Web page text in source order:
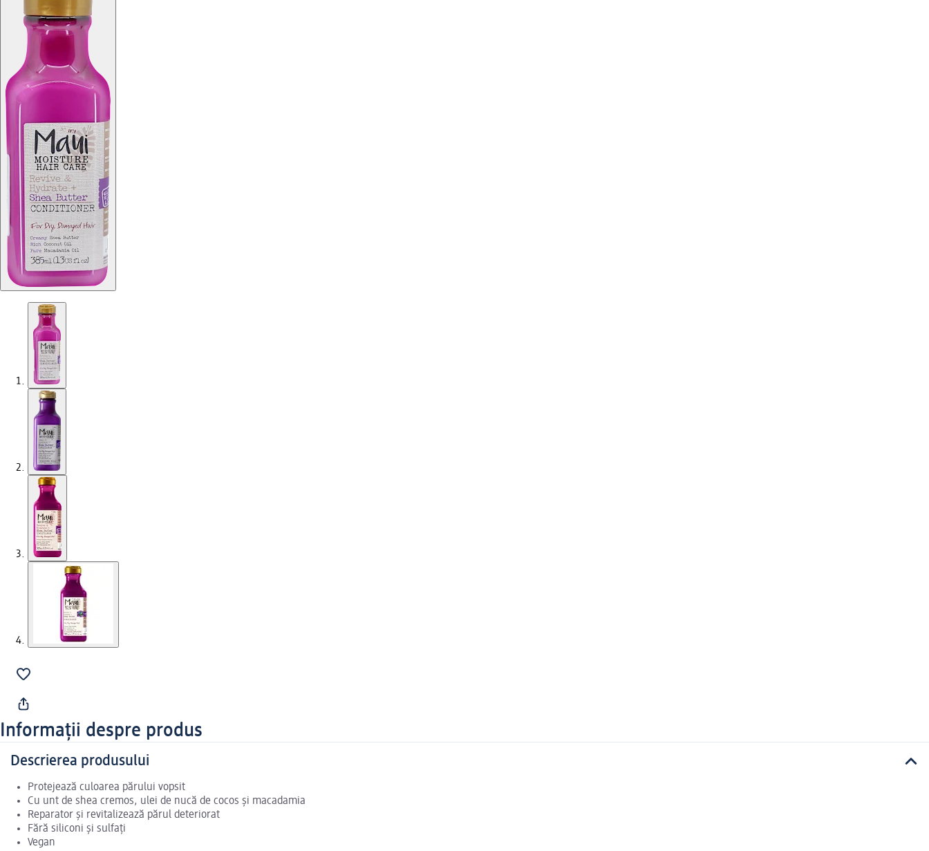
Informații despre produs
Descrierea produsului
Protejează culoarea părului vopsit
Cu unt de shea cremos, ulei de nucă de cocos și macadamia
Reparator și revitalizează părul deteriorat
Fără siliconi și sulfați
Vegan